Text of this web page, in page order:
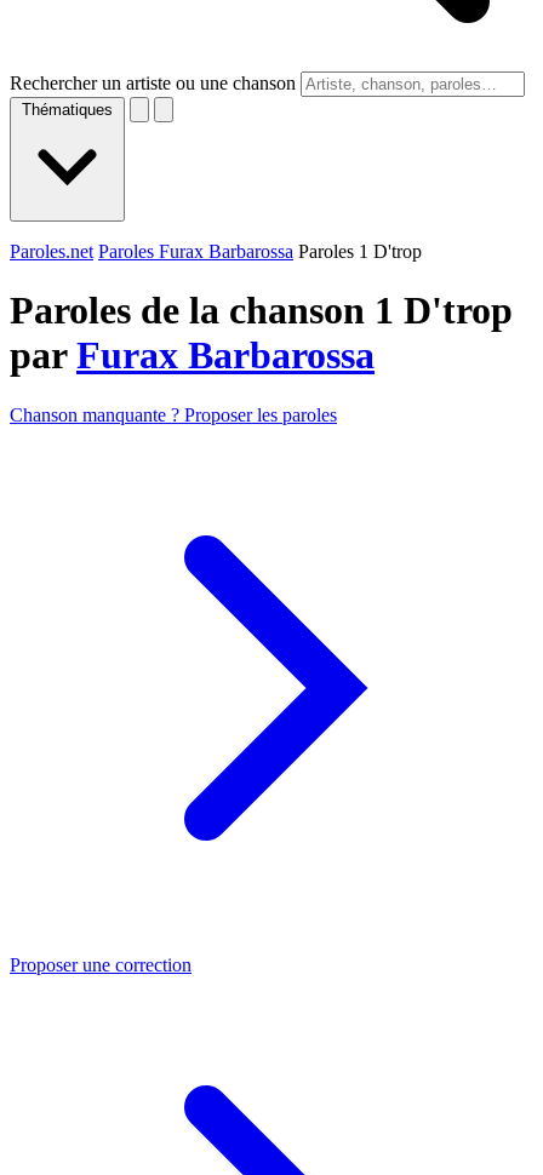
Rechercher un artiste ou une chanson
Thématiques
Paroles.net Paroles Furax Barbarossa Paroles 1 D'trop
Paroles de la chanson 1 D'trop
parFurax Barbarossa
Chanson manquante ? Proposer les paroles
Proposer une correction